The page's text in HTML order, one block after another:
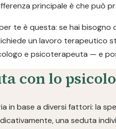
principale è che può
te è questa: se hai
un lavoro terapeutico
e psicoterapeuta — e
con lo
in base a diversi fattori: la
una seduta